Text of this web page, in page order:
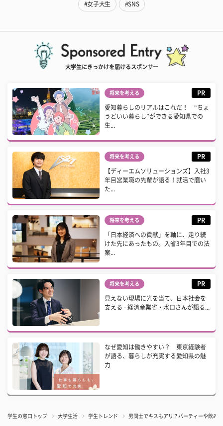
#女子大生 #SNS
大学生にきっかけを届けるスポンサー
将来を考える PR
愛知暮らしのリアルはこれだ！ “ちょ
うどいい暮らし”ができる愛知県での
生...
将来を考える PR
【ディーエムソリューションズ】入社3
年目営業職の先輩が語る！就活で磨い
た...
将来を考える PR
「日本経済への貢献」を軸に、走り続
けた先にあったもの。入省3年目での法
案...
将来を考える PR
見えない現場に光を当て、日本社会を
支える - 経済産業省・水口さんが語る...
なぜ愛知は働きやすい？ 東京経験者
が語る、暮らしが充実する愛知県の魅
力
学生の窓口トップ 大学生活 学生トレンド 男同士でキスもアリ!? パーティーや飲み